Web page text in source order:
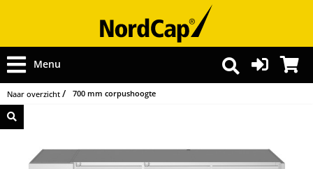
Menu
Naar overzicht 700 mm corpushoogte